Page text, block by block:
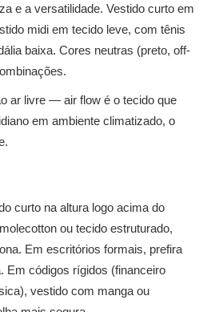
e a versatilidade. Vestido curto em
midi em tecido leve, com tênis
baixa. Cores neutras (preto, off-
ar livre — air flow é o tecido que
em ambiente climatizado, o
curto na altura logo acima do
ou tecido estruturado,
Em escritórios formais, prefira
Em códigos rígidos (financeiro
vestido com manga ou